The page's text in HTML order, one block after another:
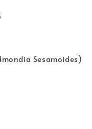
Sesamoides)